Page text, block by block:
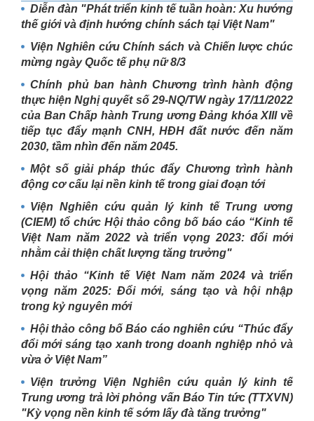
Diễn đàn "Phát triển kinh tế tuần hoàn: Xu hướng
thế giới và định hướng chính sách tại Việt Nam"
Viện Nghiên cứu Chính sách và Chiến lược chúc
mừng ngày Quốc tế phụ nữ 8/3
Chính phủ ban hành Chương trình hành động
thực hiện Nghị quyết số 29-NQ/TW ngày 17/11/2022
của Ban Chấp hành Trung ương Đảng khóa XIII về
tiếp tục đẩy mạnh CNH, HĐH đất nước đến năm
2030, tầm nhìn đến năm 2045.
Một số giải pháp thúc đẩy Chương trình hành
động cơ cấu lại nền kinh tế trong giai đoạn tới
Viện Nghiên cứu quản lý kinh tế Trung ương
(CIEM) tổ chức Hội thảo công bố báo cáo “Kinh tế
Việt Nam năm 2022 và triển vọng 2023: đổi mới
nhằm cải thiện chất lượng tăng trưởng"
Hội thảo “Kinh tế Việt Nam năm 2024 và triển
vọng năm 2025: Đổi mới, sáng tạo và hội nhập
trong kỷ nguyên mới
Hội thảo công bố Báo cáo nghiên cứu “Thúc đẩy
đổi mới sáng tạo xanh trong doanh nghiệp nhỏ và
vừa ở Việt Nam”
Viện trưởng Viện Nghiên cứu quản lý kinh tế
Trung ương trả lời phỏng vấn Báo Tin tức (TTXVN)
"Kỳ vọng nền kinh tế sớm lấy đà tăng trưởng"